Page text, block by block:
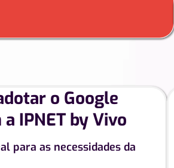
o Google
IPNET by Vivo
para as necessidades da